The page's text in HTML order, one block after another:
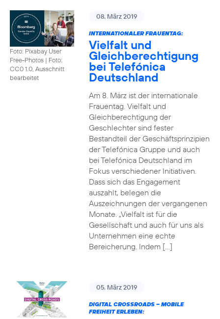
Foto: Pixabay User
Free-Photos | Foto:
CC0 1.0, Ausschnitt
bearbeitet
08. März 2019
INTERNATIONALER FRAUENTAG:
Vielfalt und
Gleichberechtigung
bei Telefónica
Deutschland
Am 8. März ist der internationale
Frauentag. Vielfalt und
Gleichberechtigung der
Geschlechter sind fester
Bestandteil der Geschäftsprinzipien
der Telefónica Gruppe und auch
bei Telefónica Deutschland im
Fokus verschiedener Initiativen.
Dass sich das Engagement
auszahlt, belegen die
Auszeichnungen der vergangenen
Monate. „Vielfalt ist für die
Gesellschaft und auch für uns als
Unternehmen eine echte
Bereicherung. Indem […]
05. März 2019
DIGITAL CROSSROADS – MOBILE
FREIHEIT ERLEBEN: